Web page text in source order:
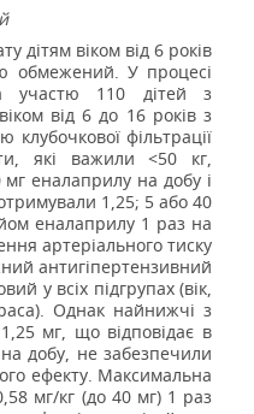
дітям віком від 6 років
обмежений. У процесі
участю 110 дітей з
від 6 до 16 років з
клубочкової фільтрації
які важили <50 кг,
еналаприлу на добу і
1,25; 5 або 40
еналаприлу 1 раз на
артеріального тиску
антигіпертензивний
у всіх підгрупах (вік,
Однак найнижчі з
мг, що відповідає в
добу, не забезпечили
ефекту. Максимальна
мг/кг (до 40 мг) 1 раз